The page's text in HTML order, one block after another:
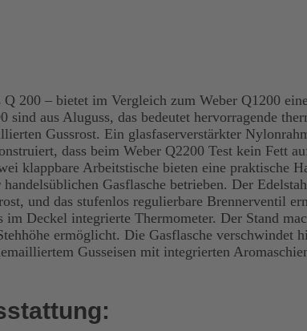
200 – bietet im Vergleich zum Weber Q1200
aus Aluguss, das bedeutet hervorragende
Gussrost. Ein glasfaserverstärkter
dass beim Weber Q2200 Test kein Fett
klappbare Arbeitstische bieten eine praktische
Gasflasche betrieben. Der
und das stufenlos regulierbare Brennerventil
Deckel integrierte Thermometer. Der Stand
ermöglicht. Die Gasflasche verschwindet
Gusseisen mit integrierten